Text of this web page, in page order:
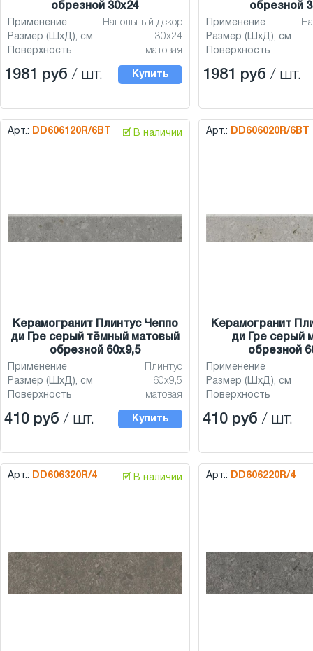
обрезной 30x24
Применение
Напольный декор
Размер (ШхД), см
30x24
Поверхность
матовая
1981 руб / шт. Купить
обрезной
Применение
Размер (ШхД), см
Поверхность
1981 руб / шт.
Арт.: DD606120R/6BT 🗹 В наличии
Керамогранит Плинтус Чеппо
ди Гре серый тёмный матовый
обрезной 60x9,5
Применение
Плинтус
Размер (ШхД), см
60x9,5
Поверхность
матовая
410 руб / шт. Купить
Арт.: DD606020R/6BT
Керамогранит
ди Гре серый
обрезной
Применение
Размер (ШхД), см
Поверхность
410 руб / шт.
Арт.: DD606320R/4 🗹 В наличии Арт.: DD606220R/4